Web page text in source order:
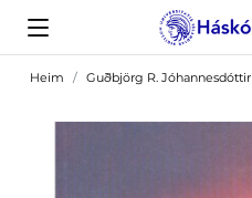
Heim Guðbjörg R. Jóhannesdóttir